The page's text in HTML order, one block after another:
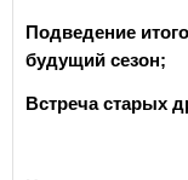
Подведение
будущий сезон;
Встреча старых